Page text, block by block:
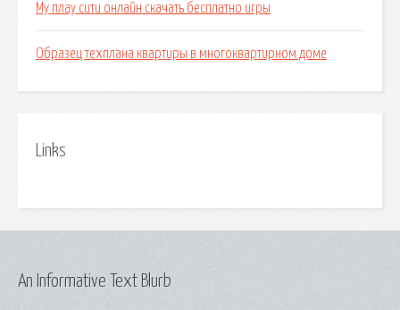
Му плау сити онлайн скачать бесплатно игры
Образец техплана квартиры в многоквартирном доме
Links
An Informative Text Blurb